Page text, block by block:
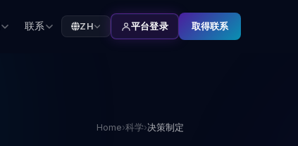
联系 ZH 平台登录 取得联系
Home›科学›决策制定